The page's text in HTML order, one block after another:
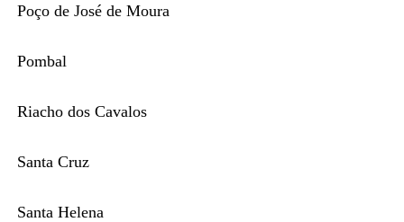
Poço de José de Moura
Pombal
Riacho dos Cavalos
Santa Cruz
Santa Helena